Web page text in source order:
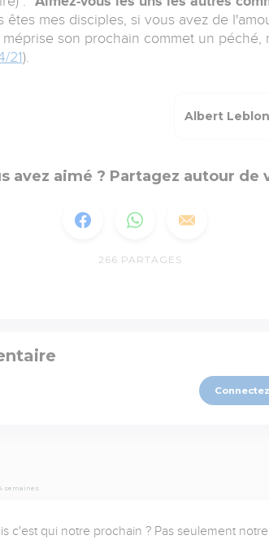
mes disciples, si vous avez de
son prochain commet un péché,
21).
Albert
avez aimé ? Partagez autour de
266 PARTAGES
semaines
c'est qui notre prochain ? Pas seulement